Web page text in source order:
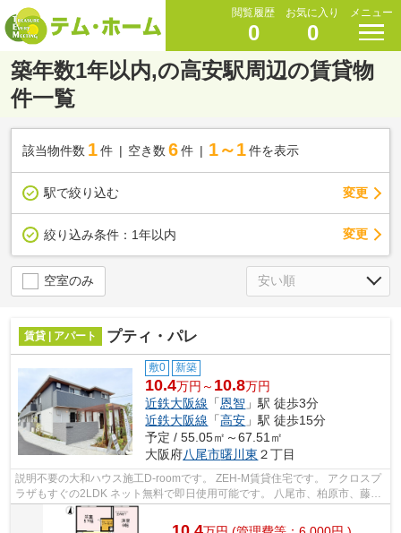
閲覧履歴
0
お気に入り
0
メニュー
築年数1年以内,の高安駅周辺の賃貸物
件一覧
該当物件数 1件 空き数 6 件 1～1 件を表示
駅で絞り込む 変更
絞り込み条件： 1年以内 変更
空室のみ
賃貸 | アパート プティ・パレ
敷0 新築
10.4万円～ 10.8万円
近鉄大阪線 「恩智 」駅 徒歩3分
近鉄大阪線 「高安 」駅 徒歩15分
予定 / 55.05㎡～67.51㎡
大阪府八尾市曙川東 ２丁目
説明不要の大和ハウス施工D-roomです。 ZEH‐M賃貸住宅です。 アクロスプ
ラザもすぐの2LDK ネット無料で即日使用可能です。 八尾市、柏原市、藤井
寺市でD-room（プティ・パレ）をお探し...